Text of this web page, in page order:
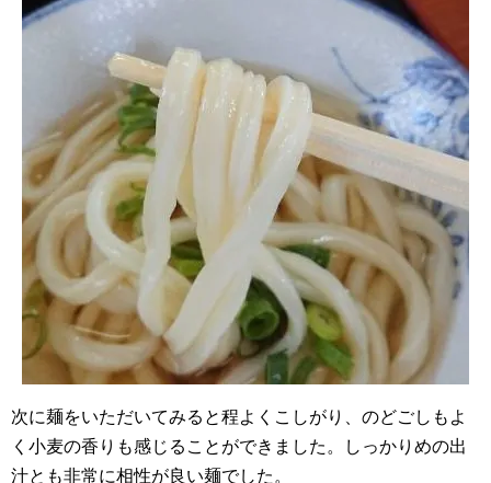
次に麺をいただいてみると程よくこしがり、のどごしもよ
く小麦の香りも感じることができました。しっかりめの出
汁とも非常に相性が良い麺でした。